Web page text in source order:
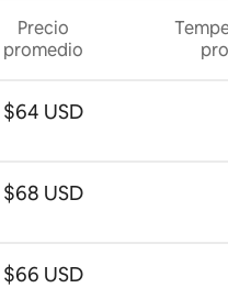
Precio
promedio
$64 USD
$68 USD
$66 USD